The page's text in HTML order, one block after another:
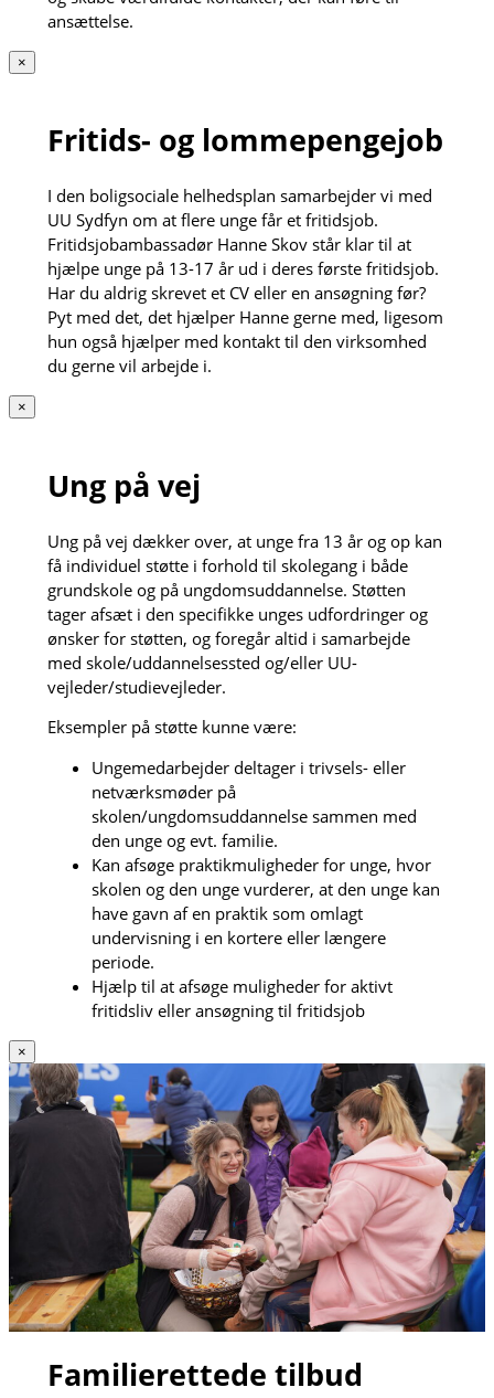
ansættelse.
×
Fritids- og lommepengejob
I den boligsociale helhedsplan samarbejder vi med
UU Sydfyn om at flere unge får et fritidsjob.
Fritidsjobambassadør Hanne Skov står klar til at
hjælpe unge på 13-17 år ud i deres første fritidsjob.
Har du aldrig skrevet et CV eller en ansøgning før?
Pyt med det, det hjælper Hanne gerne med, ligesom
hun også hjælper med kontakt til den virksomhed
du gerne vil arbejde i.
×
Ung på vej
Ung på vej dækker over, at unge fra 13 år og op kan
få individuel støtte i forhold til skolegang i både
grundskole og på ungdomsuddannelse. Støtten
tager afsæt i den specifikke unges udfordringer og
ønsker for støtten, og foregår altid i samarbejde
med skole/uddannelsessted og/eller UU-
vejleder/studievejleder.
Eksempler på støtte kunne være:
Ungemedarbejder deltager i trivsels- eller
netværksmøder på
skolen/ungdomsuddannelse sammen med
den unge og evt. familie.
Kan afsøge praktikmuligheder for unge, hvor
skolen og den unge vurderer, at den unge kan
have gavn af en praktik som omlagt
undervisning i en kortere eller længere
periode.
Hjælp til at afsøge muligheder for aktivt
fritidsliv eller ansøgning til fritidsjob
×
Familierettede tilbud